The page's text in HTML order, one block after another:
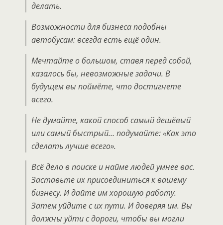
делать.
Возможности для бизнеса подобны
автобусам: всегда есть ещё один.
Мечтайте о большом, ставя перед собой,
казалось бы, невозможные задачи. В
будущем вы поймёте, что достигнете
всего.
Не думайте, какой способ самый дешёвый
или самый быстрый… подумайте: «Как это
сделать лучше всего».
Всё дело в поиске и найме людей умнее вас.
Заставьте их присоединиться к вашему
бизнесу. И дайте им хорошую работу.
Затем уйдите с их пути. И доверяя им. Вы
должны уйти с дороги, чтобы вы могли